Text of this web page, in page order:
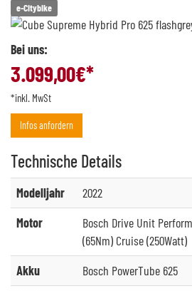
e-Citybike
Bei uns:
3.099,00€*
*inkl. MwSt
Infos anfordern
Technische Details
Modelljahr
2022
Motor
Bosch Drive Unit
(65Nm) Cruise (250Watt)
Akku
Bosch PowerTube 625